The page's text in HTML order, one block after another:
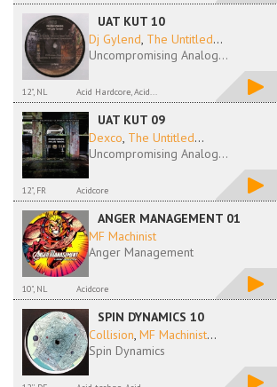
UAT KUT 10
Dj Gylend, The Untitled...
Uncompromising Analog...
12", NL Acid Hardcore, Acid...
UAT KUT 09
Dexco, The Untitled...
Uncompromising Analog...
12", FR Acidcore
ANGER MANAGEMENT 01
MF Machinist
Anger Management
10", NL Acidcore
SPIN DYNAMICS 10
Collision, MF Machinist...
Spin Dynamics